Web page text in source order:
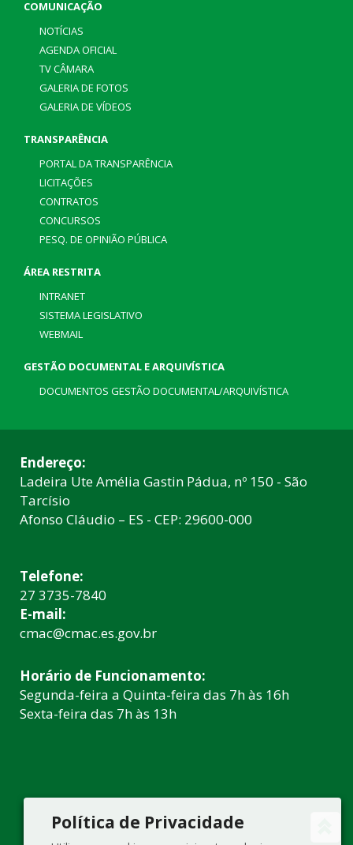
COMUNICAÇÃO
NOTÍCIAS
AGENDA OFICIAL
TV CÂMARA
GALERIA DE FOTOS
GALERIA DE VÍDEOS
TRANSPARÊNCIA
PORTAL DA TRANSPARÊNCIA
LICITAÇÕES
CONTRATOS
CONCURSOS
PESQ. DE OPINIÃO PÚBLICA
ÁREA RESTRITA
INTRANET
SISTEMA LEGISLATIVO
WEBMAIL
GESTÃO DOCUMENTAL E ARQUIVÍSTICA
DOCUMENTOS GESTÃO DOCUMENTAL/ARQUIVÍSTICA
Endereço:
Ladeira Ute Amélia Gastin Pádua, nº 150 - São
Tarcísio
Afonso Cláudio – ES - CEP: 29600-000
Telefone:
27 3735-7840
E-mail:
cmac@cmac.es.gov.br
Horário de Funcionamento:
Segunda-feira a Quinta-feira das 7h às 16h
Sexta-feira das 7h às 13h
Política de Privacidade